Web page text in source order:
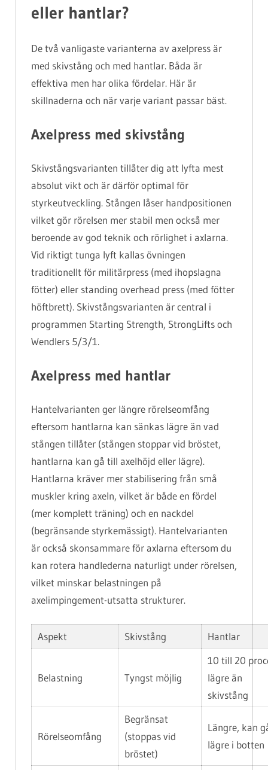
eller hantlar?
De två vanligaste varianterna av axelpress är
med skivstång och med hantlar. Båda är
effektiva men har olika fördelar. Här är
skillnaderna och när varje variant passar bäst.
Axelpress med skivstång
Skivstångsvarianten tillåter dig att lyfta mest
absolut vikt och är därför optimal för
styrkeutveckling. Stången låser handpositionen
vilket gör rörelsen mer stabil men också mer
beroende av god teknik och rörlighet i axlarna.
Vid riktigt tunga lyft kallas övningen
traditionellt för militärpress (med ihopslagna
fötter) eller standing overhead press (med fötter
höftbrett). Skivstångsvarianten är central i
programmen Starting Strength, StrongLifts och
Wendlers 5/3/1.
Axelpress med hantlar
Hantelvarianten ger längre rörelseomfång
eftersom hantlarna kan sänkas lägre än vad
stången tillåter (stången stoppar vid bröstet,
hantlarna kan gå till axelhöjd eller lägre).
Hantlarna kräver mer stabilisering från små
muskler kring axeln, vilket är både en fördel
(mer komplett träning) och en nackdel
(begränsande styrkemässigt). Hantelvarianten
är också skonsammare för axlarna eftersom du
kan rotera handlederna naturligt under rörelsen,
vilket minskar belastningen på
axelimpingement-utsatta strukturer.
Aspekt Skivstång Hantlar
Belastning Tyngst möjlig
10 till 20
lägre än
skivstång
Rörelseomfång
Begränsat
(stoppas vid
bröstet)
Längre, kan
lägre i botten